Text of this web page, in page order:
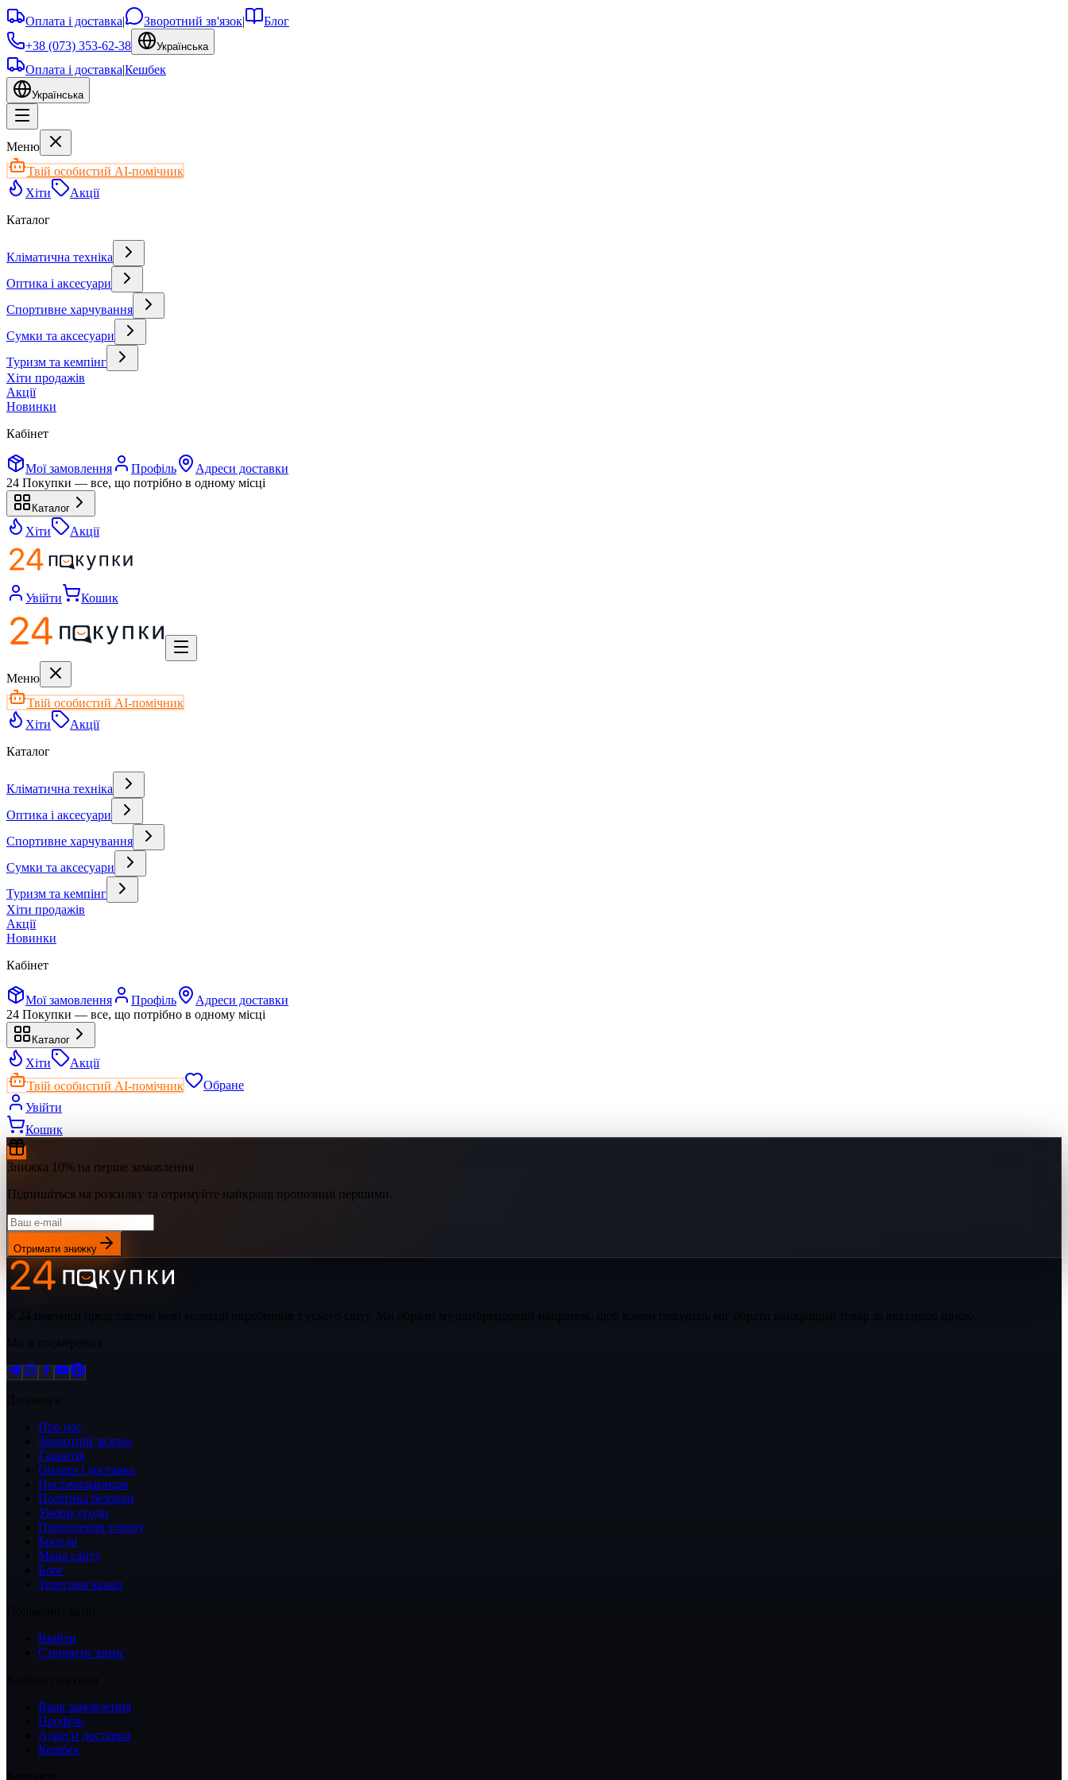
Оплата і доставка| Зворотний зв'язок|
Блог
+38 (073) 353-62-38
Українська
Оплата і доставка|Кешбек
Українська
Меню
Твій особистий AI-помічник
Хіти
Акції
Каталог
Кліматична техніка
Оптика і аксесуари
Спортивне харчування
Сумки та аксесуари
Туризм та кемпінг
Хіти продажів
Акції
Новинки
Кабінет
Мої замовлення Профіль
Адреси доставки
24 Покупки — все, що потрібно в одному місці
Каталог
Хіти Акції
Увійти Кошик
Меню
Твій особистий AI-помічник
Хіти
Акції
Каталог
Кліматична техніка
Оптика і аксесуари
Спортивне харчування
Сумки та аксесуари
Туризм та кемпінг
Хіти продажів
Акції
Новинки
Кабінет
Мої замовлення Профіль
Адреси доставки
24 Покупки — все, що потрібно в одному місці
Каталог
Хіти
Акції
Твій особистий AI-помічник
Обране
Увійти
Кошик
Знижка 10% на перше замовлення
Підпишіться на розсилку та отримуйте найкращі пропозиції першими.
Отримати знижку
Про нас
Зворотній зв'язок
Гарантія
Оплата і доставка
Постачальникам
Політика безпеки
Умови угоди
Повернення товару
Бренди
Мапа сайту
Блог
Телеграм канал
Ввійти
Створити запис
Ваші замовлення
Профіль
Адреси доставки
Кешбек